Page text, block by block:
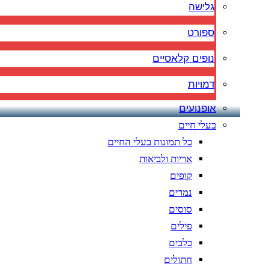
גלישה
ספורט
נופים קלאסיים
דמויות
אופנועים
בעלי חיים
כל תמונות בעלי החיים
אריות ולביאות
קופים
נמרים
סוסים
פילים
כלבים
חתולים